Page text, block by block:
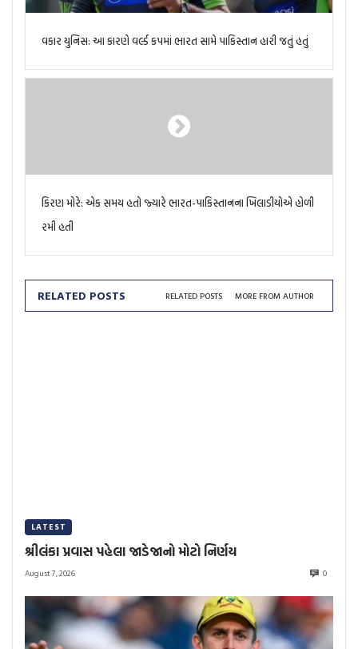
વકાર યુનિસ: આ કારણે વર્લ્ડ કપમાં ભારત સામે પાકિસ્તાન હારી જતું હતું
કિરણ મોરે: એક સમય હતો જ્યારે ભારત-પાકિસ્તાનના ખિલાડીયોએ હોળી
રમી હતી
RELATED POSTS RELATED POSTS MORE FROM AUTHOR
LATEST
શ્રીલંકા પ્રવાસ પહેલા જાડેજાનો મોટો નિર્ણય
August 7, 2026 0